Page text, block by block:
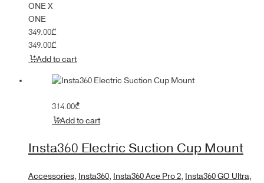
ONE X
ONE
349.00₾
349.00₾
Add to cart
314.00₾
Add to cart
Insta360 Electric Suction Cup Mount
Accessories, Insta360, Insta360 Ace Pro 2, Insta360 GO Ultra,